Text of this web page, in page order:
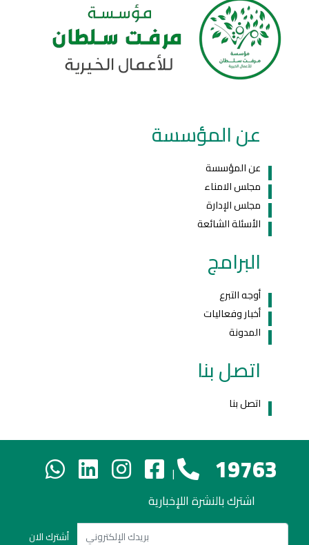
عن المؤسسة
عن المؤسسة
مجلس الامناء
مجلس الإدارة
الأسئلة الشائعة
البرامج
أوجه التبرع
أخبار وفعاليات
المدونة
اتصل بنا
اتصل بنا
19763
|
اشترك بالنشرة اللإخبارية
أشترك الان